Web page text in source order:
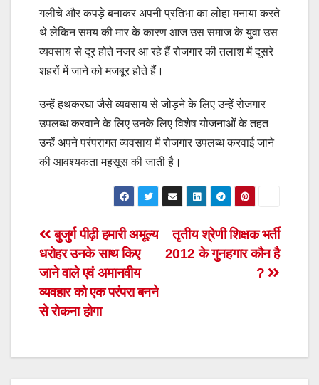
गलीचे और कपड़े बनाकर अपनी प्रतिभा का लोहा मनाया करते
थे लेकिन समय की मार के कारण आज उस समाज के युवा उस
व्यवसाय से दूर होते नजर आ रहे हैं रोजगार की तलाश में दूसरे
शहरों में जाने को मजबूर होते हैं।
उन्हें हथकरघा जैसे व्यवसाय से जोड़ने के लिए उन्हें रोजगार
उपलब्ध करवाने के लिए उनके लिए विशेष योजनाओं के तहत
उन्हें अपने परंपरागत व्यवसाय में रोजगार उपलब्ध करवाई जाने
की आवश्यकता महसूस की जाती है।
Post
navigation
तृतीय श्रेणी शिक्षक भर्ती
2012 के गुनहगार कौन है
?
बुजुर्ग पीढ़ी हमारी अमूल्य
धरोहर उनके साथ किए
जाने वाले एवं अमानवीय
व्यवहार को एक परंपरा बनने
से रोकना होगा